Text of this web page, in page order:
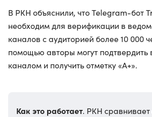
В РКН объяснили, что Telegram-бот
необходим для верификации в
каналов с аудиторией более 10 000
помощью авторы могут подтвердить
каналом и получить отметку «А+».
Как это работает. РКН сравнивает